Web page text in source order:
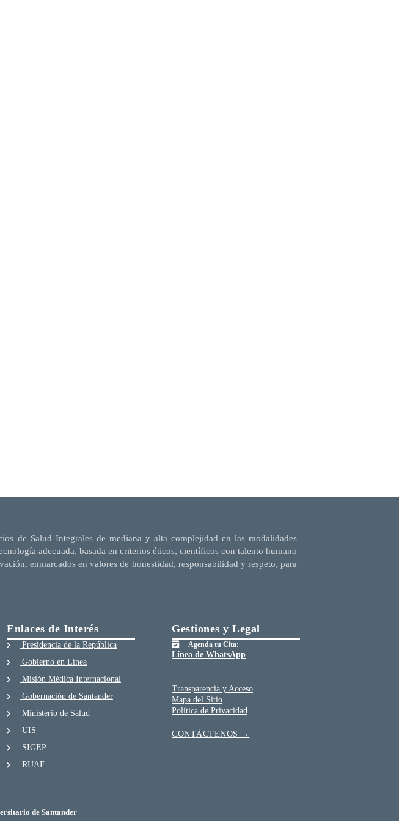
de Salud Integrales de mediana y alta complejidad en las modalidades
adecuada, basada en criterios éticos, científicos con talento humano
enmarcados en valores de honestidad, responsabilidad y respeto, para
Enlaces de Interés
Presidencia de la República
Gobierno en Línea
Misión Médica Internacional
Gobernación de Santander
Ministerio de Salud
UIS
SIGEP
RUAF
Gestiones y Legal
Agenda tu Cita:
Línea de WhatsApp
Transparencia y Acceso
Mapa del Sitio
Política de Privacidad
CONTÁCTENOS →
de Santander